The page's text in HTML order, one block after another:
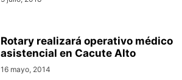
Rotary realizará operativo médico
asistencial en Cacute Alto
16 mayo, 2014